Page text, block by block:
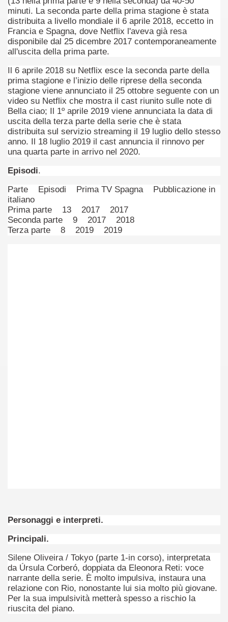
minuti. La seconda parte della prima stagione è stata
distribuita a livello mondiale il 6 aprile 2018, eccetto in
Francia e Spagna, dove Netflix l'aveva già resa
disponibile dal 25 dicembre 2017 contemporaneamente
all'uscita della prima parte.
Il 6 aprile 2018 su Netflix esce la seconda parte della
prima stagione e l’inizio delle riprese della seconda
stagione viene annunciato il 25 ottobre seguente con un
video su Netflix che mostra il cast riunito sulle note di
Bella ciao; Il 1º aprile 2019 viene annunciata la data di
uscita della terza parte della serie che è stata
distribuita sul servizio streaming il 19 luglio dello stesso
anno. Il 18 luglio 2019 il cast annuncia il rinnovo per
una quarta parte in arrivo nel 2020.
Episodi.
Parte Episodi Prima TV Spagna Pubblicazione in
italiano
Prima parte 13 2017 2017
Seconda parte 9 2017 2018
Terza parte 8 2019 2019
Personaggi e interpreti.
Principali.
Silene Oliveira / Tokyo (parte 1-in corso), interpretata
da Úrsula Corberó, doppiata da Eleonora Reti: voce
narrante della serie. È molto impulsiva, instaura una
relazione con Rio, nonostante lui sia molto più giovane.
Per la sua impulsività metterà spesso a rischio la
riuscita del piano.
Trilogia sulla morte